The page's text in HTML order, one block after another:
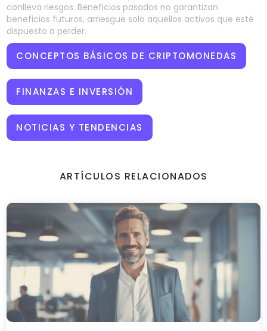
conlleva riesgos. Beneficios pasados no garantizan
beneficios futuros, arriesgue solo aquellos activos que esté
dispuesto a perder.
CONCEPTOS BÁSICOS DE CRIPTOMONEDAS
FINANZAS E INVERSIÓN
NOTICIAS Y TENDENCIAS
ARTÍCULOS RELACIONADOS